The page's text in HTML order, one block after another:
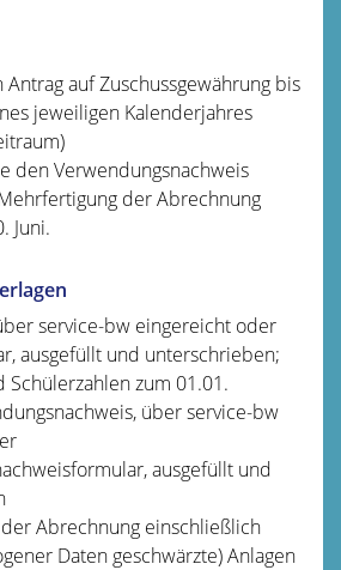
Antrag auf Zuschussgewährung bis
jeweiligen Kalenderjahres
den Verwendungsnachweis
der Abrechnung
Juni.
service-bw eingereicht oder
ausgefüllt und unterschrieben;
Schülerzahlen zum 01.01.
über service-bw
ausgefüllt und
Abrechnung einschließlich
Daten geschwärzte) Anlagen